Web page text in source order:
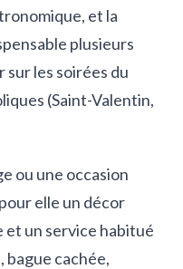
et la
plusieurs
sur les soirées du
(Saint-Valentin,
ou une occasion
elle un décor
un service habitué
bague cachée,